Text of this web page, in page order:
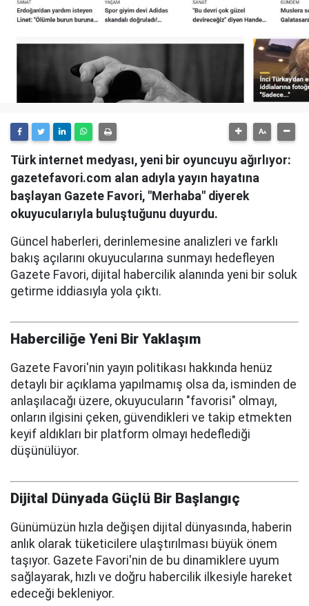
Türk internet medyası, yeni bir oyuncuyu ağırlıyor:
gazetefavori.com alan adıyla yayın hayatına
başlayan Gazete Favori, "Merhaba" diyerek
okuyucularıyla buluştuğunu duyurdu.
Güncel haberleri, derinlemesine analizleri ve farklı
bakış açılarını okuyucularına sunmayı hedefleyen
Gazete Favori, dijital habercilik alanında yeni bir soluk
getirme iddiasıyla yola çıktı.
Haberciliğe Yeni Bir Yaklaşım
Gazete Favori'nin yayın politikası hakkında henüz
detaylı bir açıklama yapılmamış olsa da, isminden de
anlaşılacağı üzere, okuyucuların "favorisi" olmayı,
onların ilgisini çeken, güvendikleri ve takip etmekten
keyif aldıkları bir platform olmayı hedeflediği
düşünülüyor.
Dijital Dünyada Güçlü Bir Başlangıç
Günümüzün hızla değişen dijital dünyasında, haberin
anlık olarak tüketicilere ulaştırılması büyük önem
taşıyor. Gazete Favori'nin de bu dinamiklere uyum
sağlayarak, hızlı ve doğru habercilik ilkesiyle hareket
edeceği bekleniyor.